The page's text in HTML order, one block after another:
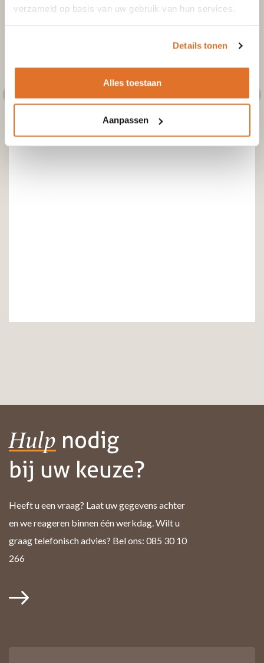
verzameld op basis van uw gebruik van hun services.
Details tonen
Alles toestaan
Aanpassen
Hulp nodig
bij uw keuze?
Heeft u een vraag? Laat uw gegevens achter
en we reageren binnen één werkdag. Wilt u
graag telefonisch advies? Bel ons: 085 30 10
266